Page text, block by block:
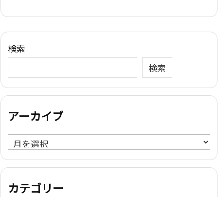
検索
検索
アーカイブ
ア
ー
カ
ブ
カテゴリー